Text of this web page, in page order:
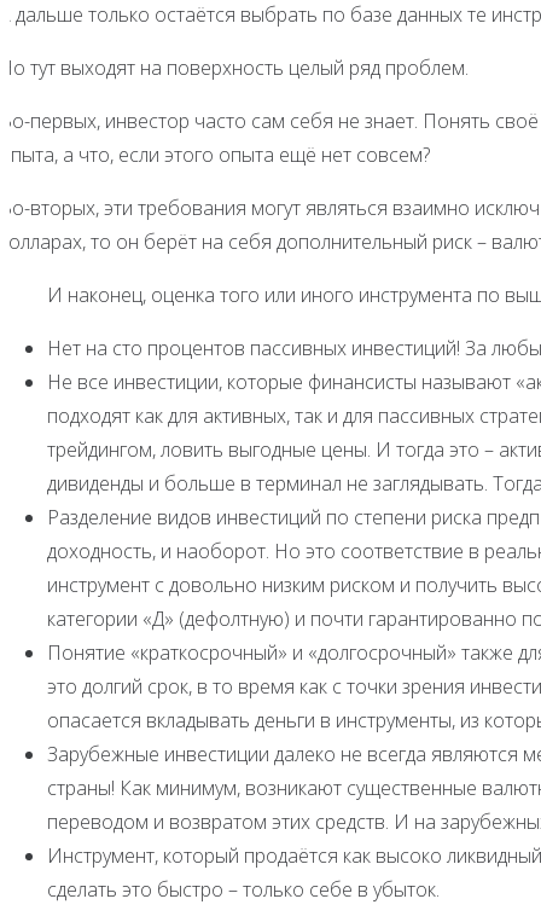
А дальше только остаётся выбрать по базе данных те
Но тут выходят на поверхность целый ряд проблем.
Во-первых, инвестор часто сам себя не знает. Понять
опыта, а что, если этого опыта ещё нет совсем?
Во-вторых, эти требования могут являться взаимно
долларах, то он берёт на себя дополнительный риск –
И наконец, оценка того или иного инструмента по
Нет на сто процентов пассивных инвестиций! За
Не все инвестиции, которые финансисты называют
подходят как для активных, так и для пассивных
трейдингом, ловить выгодные цены. И тогда это –
дивиденды и больше в терминал не заглядывать.
Разделение видов инвестиций по степени риска
доходность, и наоборот. Но это соответствие в
инструмент с довольно низким риском и получить
категории «Д» (дефолтную) и почти гарантированно
Понятие «краткосрочный» и «долгосрочный» также
это долгий срок, в то время как с точки зрения
опасается вкладывать деньги в инструменты, из
Зарубежные инвестиции далеко не всегда являются
страны! Как минимум, возникают существенные
переводом и возвратом этих средств. И на
Инструмент, который продаётся как высоко
сделать это быстро – только себе в убыток.